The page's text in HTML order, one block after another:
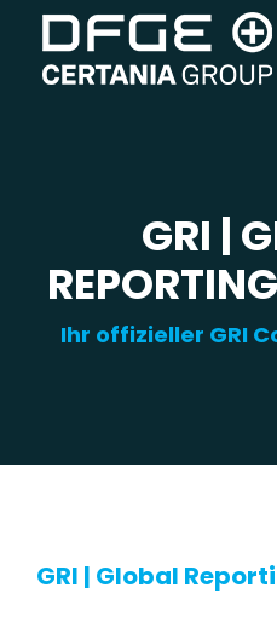
GRI |
Ihr offizieller GRI
GRI | Global